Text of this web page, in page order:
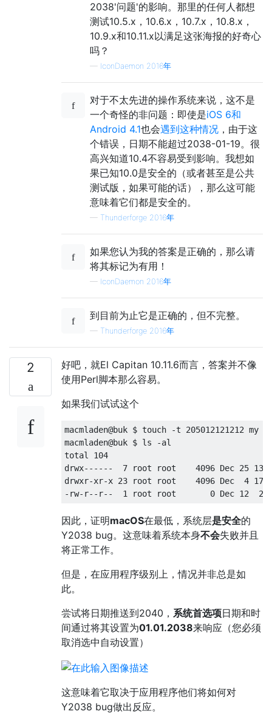
2038'问题'的影响。那里的任何人都想
测试10.5.x，10.6.x，10.7.x，10.8.x，
10.9.x和10.11.x以满足这张海报的好奇心
吗？
— IconDaemon 2016年
对于不太先进的操作系统来说，这不是
一个奇怪的非问题：即使是iOS 6和
Android 4.1也会遇到这种情况 ，由于这
个错误，日期不能超过2038-01-19。很
高兴知道10.4不容易受到影响。我想如
果已知10.0是安全的（或者甚至是公共
测试版，如果可能的话），那么这可能
意味着它们都是安全的。
— Thunderforge 2016年
如果您认为我的答案是正确的，那么请
将其标记为有用！
— IconDaemon 2016年
到目前为止它是正确的，但不完整。
— Thunderforge 2016年
2
好吧，就El Capitan 10.11.6而言，答案并不像
使用Perl脚本那么容易。
如果我们试试这个
macmladen@buk $ touch -t 205012121212 my
macmladen@buk $ ls -al
total 104
drwx------  7 root root    4096 Dec 25
drwxr-xr-x 23 root root    4096 Dec  4
因此，证明macOS在最低，系统层是安全的
Y2038 bug。这意味着系统本身不会失败并且
将正常工作。
但是，在应用程序级别上，情况并非总是如
此。
尝试将日期推送到2040， 系统首选项日期和时
间通过将其设置为01.01.2038来响应（您必须
取消选中自动设置）
这意味着它取决于应用程序他们将如何对
Y2038 bug做出反应。